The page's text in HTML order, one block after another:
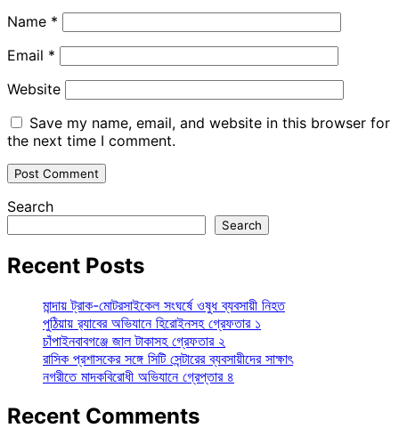
Name *
Email *
Website
Save my name, email, and website in this browser for
the next time I comment.
Search
Search
Recent Posts
মান্দায় ট্রাক-মোটরসাইকেল সংঘর্ষে ওষুধ ব্যবসায়ী নিহত
পুঠিয়ায় র‍্যাবের অভিযানে হিরোইনসহ গ্রেফতার ১
চাঁপাইনবাবগঞ্জে জাল টাকাসহ গ্রেফতার ২
রাসিক প্রশাসকের সঙ্গে সিটি সেন্টারের ব্যবসায়ীদের সাক্ষাৎ
নগরীতে মাদকবিরোধী অভিযানে গ্রেপ্তার ৪
Recent Comments